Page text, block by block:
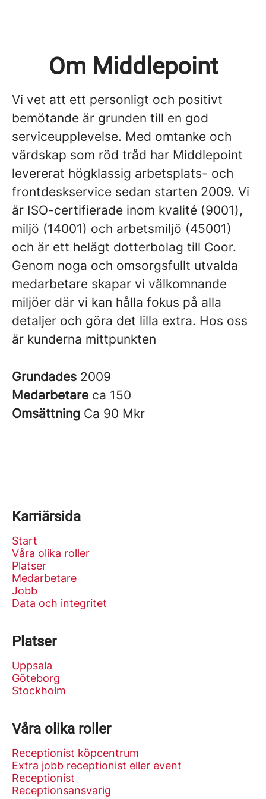
Om Middlepoint
Vi vet att ett personligt och positivt
bemötande är grunden till en god
serviceupplevelse. Med omtanke och
värdskap som röd tråd har Middlepoint
levererat högklassig arbetsplats- och
frontdeskservice sedan starten 2009. Vi
är ISO-certifierade inom kvalité (9001),
miljö (14001) och arbetsmiljö (45001)
och är ett helägt dotterbolag till Coor.
Genom noga och omsorgsfullt utvalda
medarbetare skapar vi välkomnande
miljöer där vi kan hålla fokus på alla
detaljer och göra det lilla extra. Hos oss
är kunderna mittpunkten
Grundades 2009
Medarbetare ca 150
Omsättning Ca 90 Mkr
Karriärsida
Start
Våra olika roller
Platser
Medarbetare
Jobb
Data och integritet
Platser
Uppsala
Göteborg
Stockholm
Våra olika roller
Receptionist köpcentrum
Extra jobb receptionist eller event
Receptionist
Receptionsansvarig